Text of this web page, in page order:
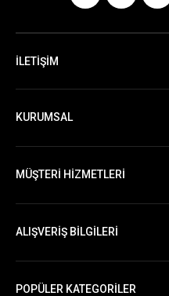
İLETİŞİM
KURUMSAL
MÜŞTERİ HİZMETLERİ
ALIŞVERİŞ BİLGİLERİ
POPÜLER KATEGORİLER